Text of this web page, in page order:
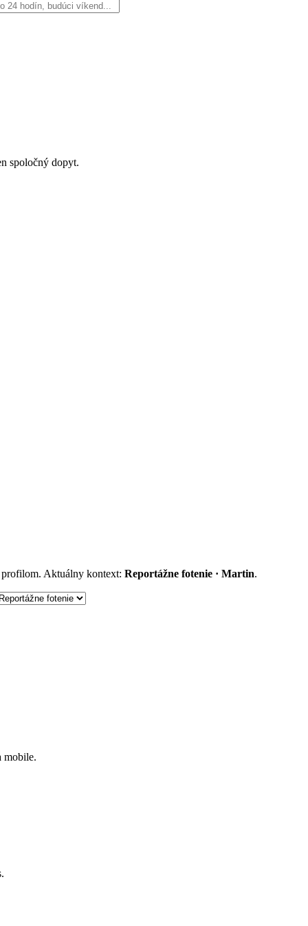
spoločný dopyt.
Aktuálny kontext: Reportážne fotenie · Martin.
mobile.